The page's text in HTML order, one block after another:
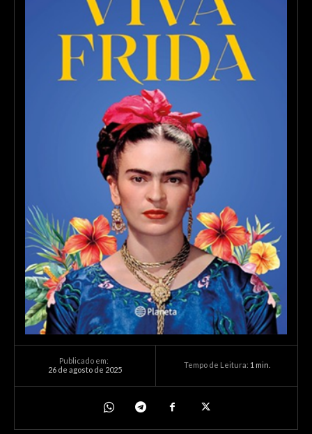
Publicado em:
26 de agosto de 2025
Tempo de Leitura: 1min.